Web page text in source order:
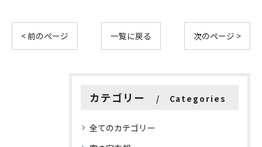
< 前のページ 一覧に戻る 次のページ >
カテゴリー Categories
全てのカテゴリー